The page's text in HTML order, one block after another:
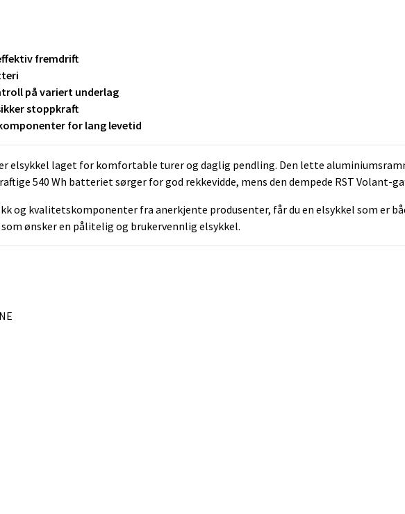
fremdrift
på variert underlag
stoppkraft
for lang levetid
elsykkel laget for komfortable turer og daglig pendling. Den lette
540 Wh batteriet sørger for god rekkevidde, mens den dempede RST Volant-
og kvalitetskomponenter fra anerkjente produsenter, får du en elsykkel som er
ønsker en pålitelig og brukervennlig elsykkel.